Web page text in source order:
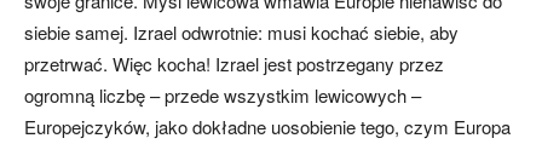
siebie samej. Izrael odwrotnie: musi kochać siebie, aby
przetrwać. Więc kocha! Izrael jest postrzegany przez
ogromną liczbę – przede wszystkim lewicowych –
Europejczyków, jako dokładne uosobienie tego, czym Europa